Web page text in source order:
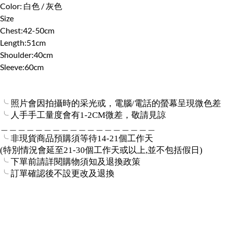
Color: 白色 / 灰色
Size
Chest:42-50cm
Length:51cm
Shoulder:40cm
Sleeve:60cm
╰ 照片會因拍攝時的采光或，電腦/電話的螢幕呈現微色差
╰ 人手手工量度會有1-2CM微差，敬請見諒
╰ 非現貨商品預購須等待14-21個工作天
(特別情況會延至21-30個工作天或以上,並不包括假日)
╰ 下單前請詳閱購物須知及退換政策
╰ 訂單確認後不設更改及退換